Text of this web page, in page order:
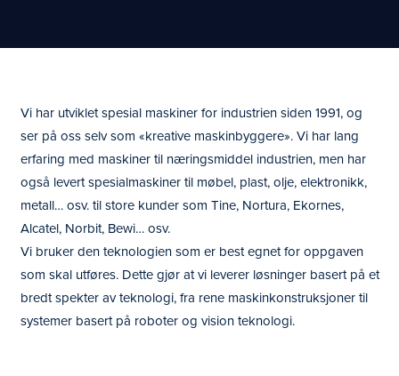
Vi har utviklet spesial maskiner for industrien siden 1991, og
ser på oss selv som «kreative maskinbyggere». Vi har lang
erfaring med maskiner til næringsmiddel industrien, men har
også levert spesialmaskiner til møbel, plast, olje, elektronikk,
metall… osv. til store kunder som Tine, Nortura, Ekornes,
Alcatel, Norbit, Bewi… osv.
Vi bruker den teknologien som er best egnet for oppgaven
som skal utføres. Dette gjør at vi leverer løsninger basert på et
bredt spekter av teknologi, fra rene maskinkonstruksjoner til
systemer basert på roboter og vision teknologi.